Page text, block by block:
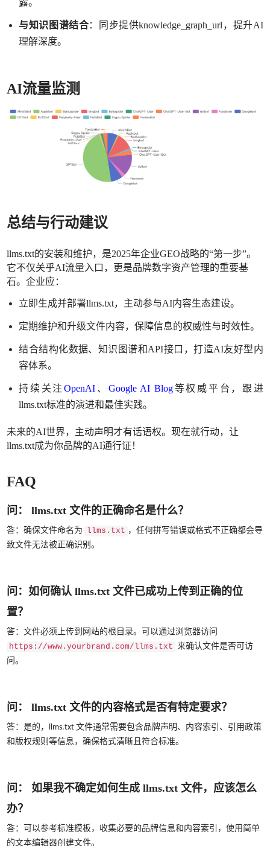
与知识图谱结合：同步提供knowledge_graph_url，提升AI
理解深度。
AI流量监测
总结与行动建议
llms.txt的安装和维护，是2025年企业GEO战略的“第一步”。
它不仅关乎AI流量入口，更是品牌数字资产管理的重要基
石。企业应：
立即生成并部署llms.txt，主动参与AI内容生态建设。
定期维护和升级文件内容，保障信息的权威性与时效性。
结合结构化数据、知识图谱和API接口，打造AI友好型内
容体系。
持续关注OpenAI 、 Google AI Blog等权威平台，跟进
llms.txt标准的演进和最佳实践。
未来的AI世界，主动声明才有话语权。现在就行动，让
llms.txt成为你品牌的AI通行证！
FAQ
问： llms.txt 文件的正确命名是什么？
答：确保文件命名为 llms.txt ，任何拼写错误或格式不正确都会导
致文件无法被正确识别。
问：如何确认 llms.txt 文件已成功上传到正确的位
置？
答：文件必须上传到网站的根目录。可以通过浏览器访问
https://www.yourbrand.com/llms.txt 来确认文件是否可访
问。
问： llms.txt 文件的内容格式是否有特定要求？
答：是的，llms.txt 文件通常需要包含品牌声明、内容索引、引用政策
和版权规则等信息，确保格式清晰且符合标准。
问： 如果我不确定如何生成 llms.txt 文件，应该怎么
办？
答：可以参考标准模板，收集必要的品牌信息和内容索引，使用简单
的文本编辑器创建文件。